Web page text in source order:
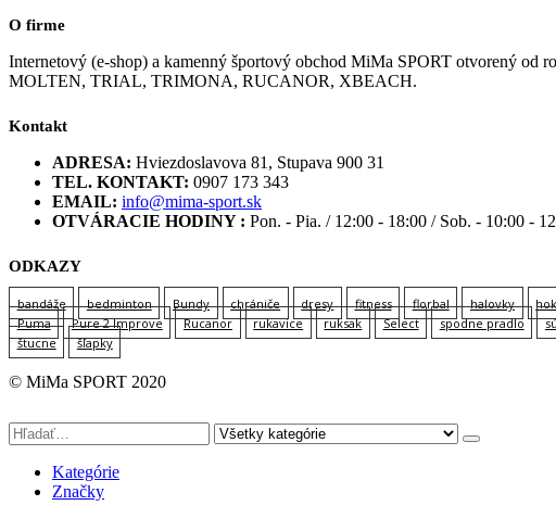
O firme
Internetový (e-shop) a kamenný športový obchod MiMa SPORT otvorený
MOLTEN, TRIAL, TRIMONA, RUCANOR, XBEACH.
Kontakt
ADRESA: Hviezdoslavova 81, Stupava 900 31
TEL. KONTAKT: 0907 173 343
EMAIL: info@mima-sport.sk
OTVÁRACIE HODINY : Pon. - Pia. / 12:00 - 18:00 / Sob. - 10:00 -
ODKAZY
bandáže bedminton Bundy chrániče dresy fitness florbal halovky
Puma
Pure 2 Improve Rucanor rukavice ruksak Select spodne pradlo
štucne
šľapky
© MiMa SPORT 2020
Kategórie
Značky